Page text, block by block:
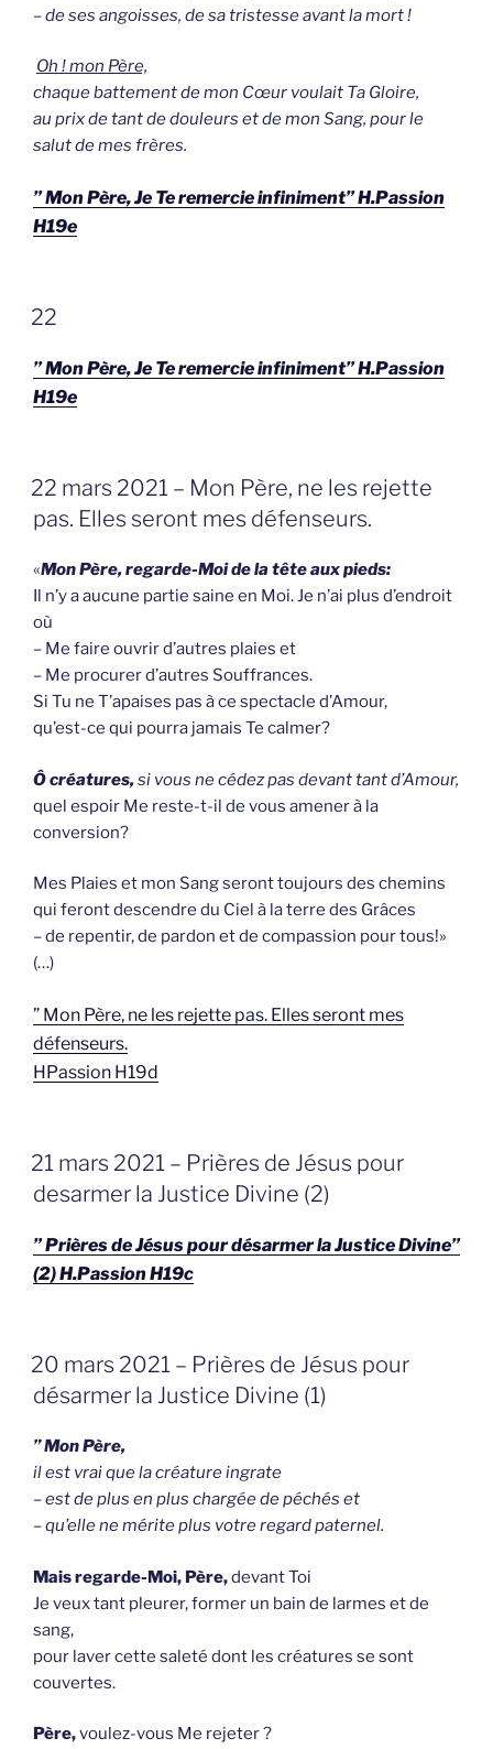
– de ses angoisses, de sa tristesse avant la mort !
Oh ! mon Père,
chaque battement de mon Cœur voulait Ta Gloire,
au prix de tant de douleurs et de mon Sang, pour le
salut de mes frères.
” Mon Père, Je Te remercie infiniment” H.Passion
H19e
GEPLAATST
OP
22
” Mon Père, Je Te remercie infiniment” H.Passion
H19e
GEPLAATST
OP
22 mars 2021 – Mon Père, ne les rejette
pas. Elles seront mes défenseurs.
«Mon Père, regarde-Moi de la tête aux pieds:
Il n’y a aucune partie saine en Moi. Je n’ai plus d’endroit
où
– Me faire ouvrir d’autres plaies et
– Me procurer d’autres Souffrances.
Si Tu ne T’apaises pas à ce spectacle d’Amour,
qu’est-ce qui pourra jamais Te calmer?
Ô créatures,si vous ne cédez pas devant tant d’Amour,
quel espoir Me reste-t-il de vous amener à la
conversion?
Mes Plaies et mon Sang seront toujours des chemins
qui feront descendre du Ciel à la terre des Grâces
– de repentir, de pardon et de compassion pour tous!»
(…)
” Mon Père, ne les rejette pas. Elles seront mes
défenseurs.
HPassion H19d
GEPLAATST
OP
21 mars 2021 – Prières de Jésus pour
desarmer la Justice Divine (2)
” Prières de Jésus pour désarmer la Justice Divine”
(2) H.Passion H19c
GEPLAATST
OP
20 mars 2021 – Prières de Jésus pour
désarmer la Justice Divine (1)
” Mon Père,
il est vrai que la créature ingrate
– est de plus en plus chargée de péchés et
– qu’elle ne mérite plus votre regard paternel.
Mais regarde-Moi, Père,devant Toi
Je veux tant pleurer, former un bain de larmes et de
sang,
pour laver cette saleté dont les créatures se sont
couvertes.
Père,voulez-vous Me rejeter ?